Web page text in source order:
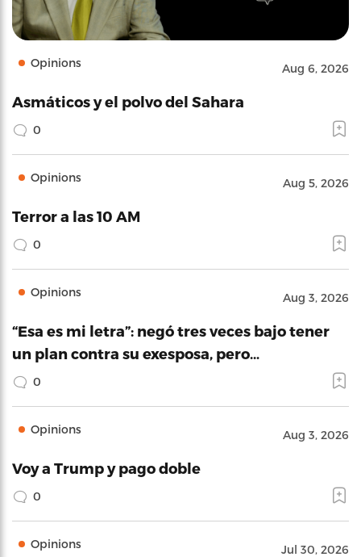
Opinions Aug 6, 2026
Asmáticos y el polvo del Sahara
0
Opinions Aug 5, 2026
Terror a las 10 AM
0
Opinions Aug 3, 2026
“Esa es mi letra”: negó tres veces bajo tener
un plan contra su exesposa, pero…
0
Opinions Aug 3, 2026
Voy a Trump y pago doble
0
Opinions Jul 30, 2026